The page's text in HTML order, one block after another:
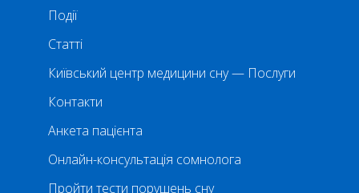
Події
Статті
Київський центр медицини сну — Послуги
Контакти
Анкета пацієнта
Онлайн-консультація сомнолога
Пройти тести порушень сну